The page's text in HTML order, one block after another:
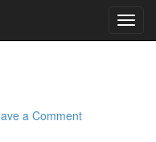
a Comment